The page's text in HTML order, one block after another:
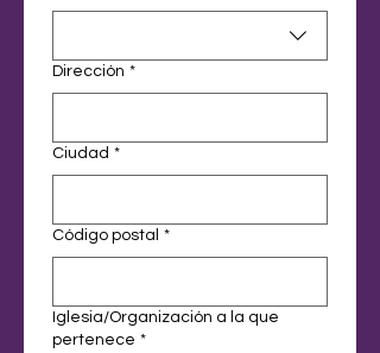
Dirección *
Ciudad *
Código postal *
Iglesia/Organización a la que
pertenece *